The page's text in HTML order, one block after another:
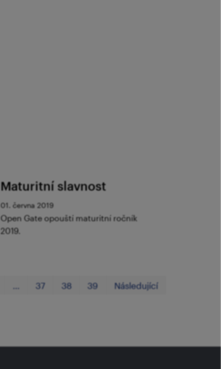
Maturitní slavnost
01. června 2019
Open Gate opouští maturitní ročník
2019.
37 38 39 Následující